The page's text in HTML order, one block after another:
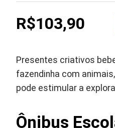
R$103,90
Presentes criativos
fazendinha com
pode estimular a
Ônibus